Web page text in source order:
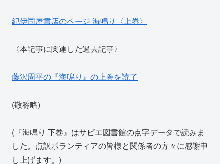
紀伊国屋書店のページ 海鳴り〈上巻〉
〈本記事に関連した過去記事〉
藤沢周平の『海鳴り』の上巻を読了
(敬称略)
(『海鳴り 下巻』はサピエ図書館の点字データで読みま
した。点訳ボランティアの皆様と関係者の方々に感謝申
し上げます。)